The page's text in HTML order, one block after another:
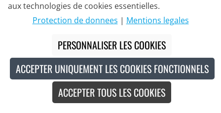
aux technologies de cookies essentielles.
Protection de donnees | Mentions legales
PERSONNALISER LES COOKIES
ACCEPTER UNIQUEMENT LES COOKIES FONCTIONNELS
ACCEPTER TOUS LES COOKIES